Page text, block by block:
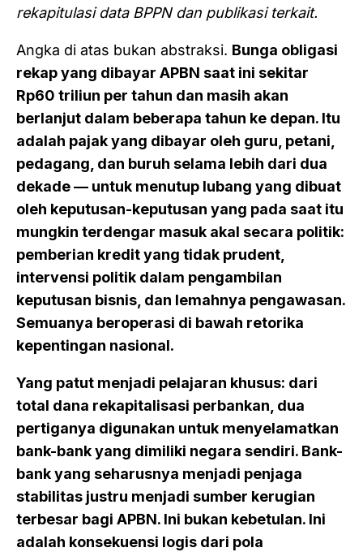
rekapitulasi data BPPN dan publikasi terkait.
Angka di atas bukan abstraksi. Bunga obligasi
rekap yang dibayar APBN saat ini sekitar
Rp60 triliun per tahun dan masih akan
berlanjut dalam beberapa tahun ke depan. Itu
adalah pajak yang dibayar oleh guru, petani,
pedagang, dan buruh selama lebih dari dua
dekade — untuk menutup lubang yang dibuat
oleh keputusan-keputusan yang pada saat itu
mungkin terdengar masuk akal secara politik:
pemberian kredit yang tidak prudent,
intervensi politik dalam pengambilan
keputusan bisnis, dan lemahnya pengawasan.
Semuanya beroperasi di bawah retorika
kepentingan nasional.
Yang patut menjadi pelajaran khusus: dari
total dana rekapitalisasi perbankan, dua
pertiganya digunakan untuk menyelamatkan
bank-bank yang dimiliki negara sendiri. Bank-
bank yang seharusnya menjadi penjaga
stabilitas justru menjadi sumber kerugian
terbesar bagi APBN. Ini bukan kebetulan. Ini
adalah konsekuensi logis dari pola